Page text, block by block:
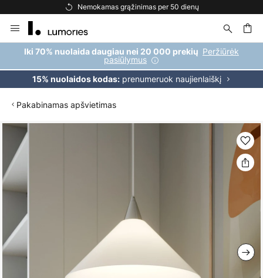
Nemokamas grąžinimas per 50 dienų
to
Content
Iki 70% nuolaida daugiau nei 20 000 prekių Peržiūrėk
pasiūlymus
15% nuolaidos kodas:prenumeruok naujienlaiškį
Pakabinamas apšvietimas
the
end
of
images
gallery